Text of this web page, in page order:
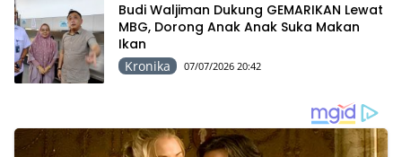
Budi Waljiman Dukung GEMARIKAN Lewat
MBG, Dorong Anak Anak Suka Makan
Ikan
Kronika 07/07/2026 20:42